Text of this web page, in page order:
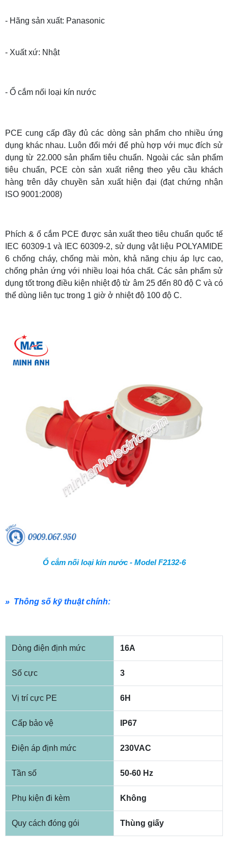
- Hãng sản xuất: Panasonic
- Xuất xứ: Nhật
- Ổ cắm nối loại kín nước
PCE cung cấp đầy đủ các dòng sản phẩm cho nhiều ứng
dụng khác nhau. Luôn đổi mới để phù hợp với mục đích sử
dụng từ 22.000 sản phẩm tiêu chuẩn. Ngoài các sản phẩm
tiêu chuẩn, PCE còn sản xuất riêng theo yêu cầu khách
hàng trên dây chuyền sản xuất hiện đại (đạt chứng nhận
ISO 9001:2008)
Phích & ổ cắm PCE được sản xuất theo tiêu chuẩn quốc tế
IEC 60309-1 và IEC 60309-2, sử dụng vật liệu POLYAMIDE
6 chống cháy, chống mài mòn, khả năng chịu áp lực cao,
chống phản ứng với nhiều loại hóa chất. Các sản phẩm sử
dụng tốt trong điều kiện nhiệt độ từ âm 25 đến 80 độ C và có
thể dùng liên tục trong 1 giờ ở nhiệt độ 100 độ C.
Ổ cắm nối loại kín nước - Model F2132-6
» Thông số kỹ thuật chính:
Dòng điện định mức 16A
Số cực 3
Vị trí cực PE 6H
Cấp bảo vệ IP67
Điện áp định mức 230VAC
Tần số 50-60 Hz
Phụ kiện đi kèm Không
Quy cách đóng gói Thùng giấy